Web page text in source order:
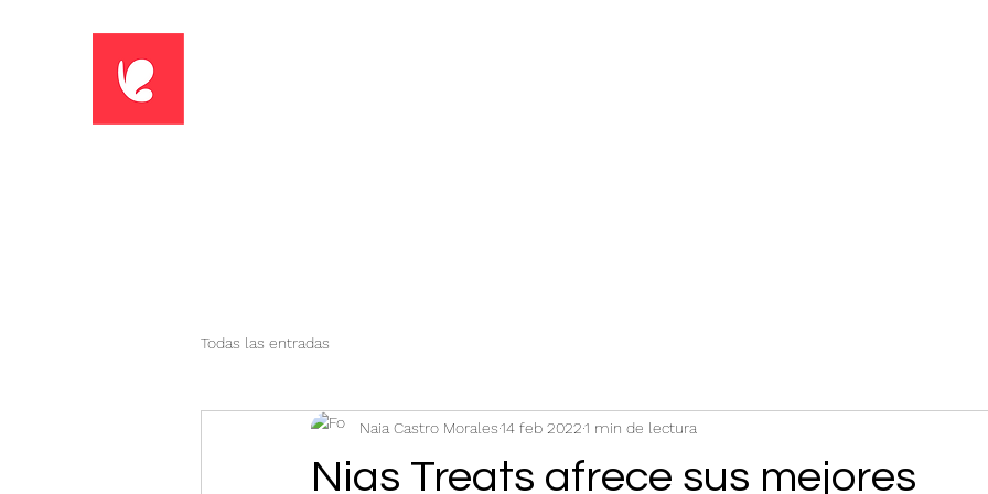
Todas las entradas
Nias Treats afrece sus mejores
Naia Castro Morales14 feb 20221 min de lectura